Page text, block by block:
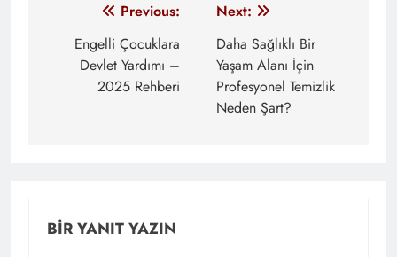
gezinmesi
Previous:
Engelli Çocuklara
Devlet Yardımı –
2025 Rehberi
Next:
Daha Sağlıklı Bir
Yaşam Alanı İçin
Profesyonel Temizlik
Neden Şart?
BIR YANIT YAZIN